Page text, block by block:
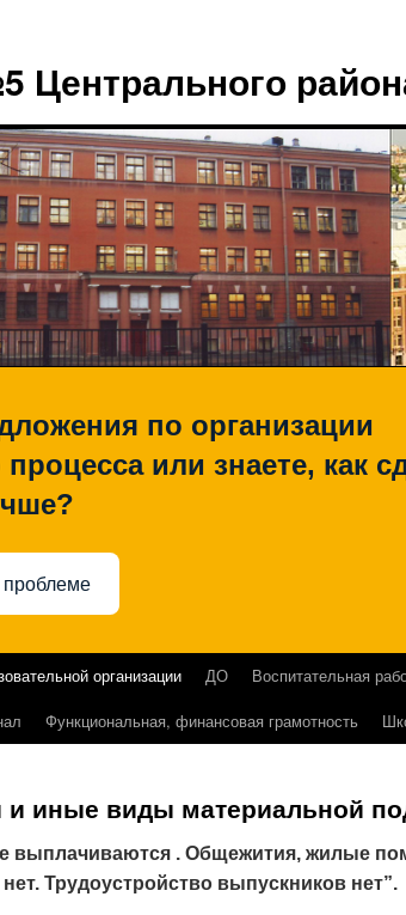
Центрального
по организации
или знаете, как
проблеме
организации ДО Воспитательная
Функциональная, финансовая грамотность
и иные виды материальной
выплачиваются . Общежития, жилые
Трудоустройство выпускников нет”.